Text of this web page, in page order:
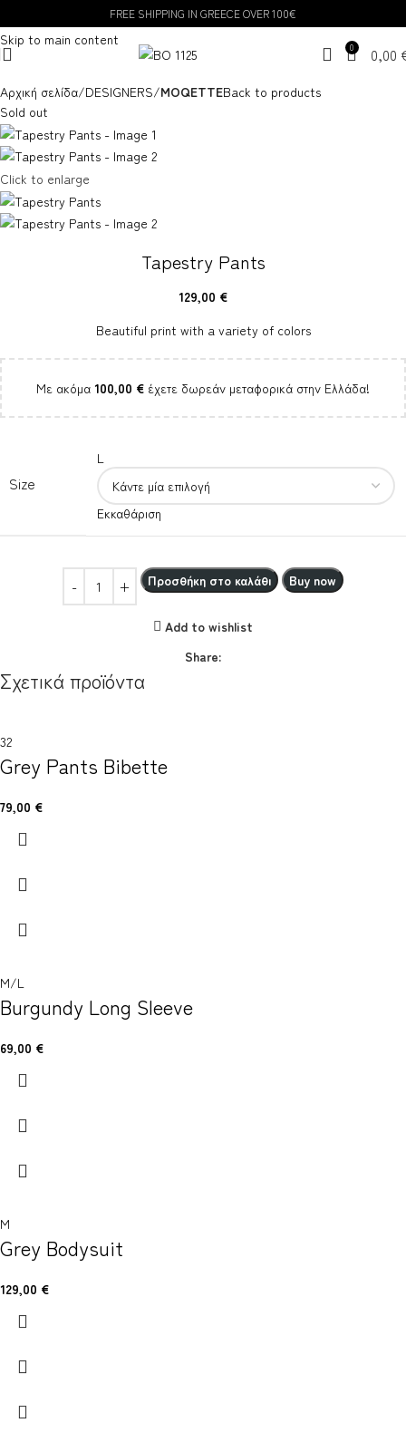
Skip to main content
FREE SHIPPING IN GREECE OVER 100€
0 0,00
Αρχική σελίδα DESIGNERS MOQETTEBack to products
Sold out
Click to enlarge
Tapestry Pants
129,00 €
Beautiful print with a variety of colors
Με ακόμα 100,00 € έχετε δωρεάν μεταφορικά στην Ελλάδα!
Size
L
Εκκαθάριση
Προσθήκη στο καλάθι Buy now
Add to wishlist
Share:
Σχετικά προϊόντα
32
Grey Pants Bibette
79,00 €
M/L
Burgundy Long Sleeve
69,00 €
M
Grey Bodysuit
129,00 €